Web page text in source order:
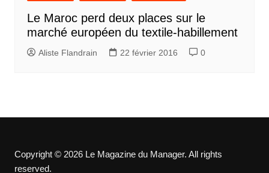
Le Maroc perd deux places sur le
marché européen du textile-habillement
Aliste Flandrain 22 février 2016 0
Copyright © 2026 Le Magazine du Manager. All rights
reserved.